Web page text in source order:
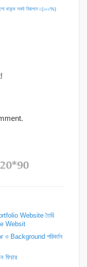
থাকুক সবর্দা নিরাপদে।(১০০%)
Website তৈরি
Websit
Background পরিবর্তন
ফিচার